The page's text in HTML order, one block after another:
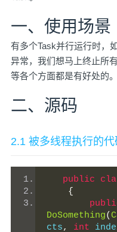
一、使用场景
有多个Task并行运行时，
异常，我们想马上终止所
等各个方面都是有好处的。
二、源码
2.1 被多线程执行的代
public
{
DoSomething(
cts, int